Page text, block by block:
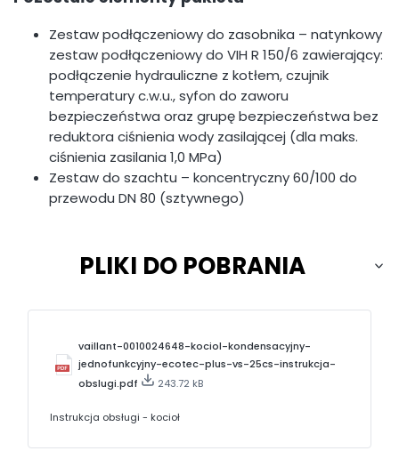
Zestaw podłączeniowy do zasobnika – natynkowy
zestaw podłączeniowy do VIH R 150/6 zawierający:
podłączenie hydrauliczne z kotłem, czujnik
temperatury c.w.u., syfon do zaworu
bezpieczeństwa oraz grupę bezpieczeństwa bez
reduktora ciśnienia wody zasilającej (dla maks.
ciśnienia zasilania 1,0 MPa)
Zestaw do szachtu – koncentryczny 60/100 do
przewodu DN 80 (sztywnego)
PLIKI DO POBRANIA
vaillant-0010024648-kociol-kondensacyjny-
jednofunkcyjny-ecotec-plus-vs-25cs-instrukcja-
obslugi.pdf
243.72 kB
Instrukcja obsługi - kocioł